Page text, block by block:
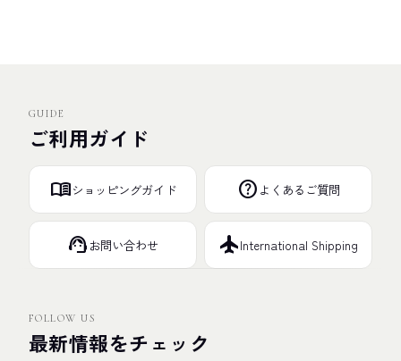
GUIDE
ご利用ガイド
menu_bookショッピングガイド help よくあるご質問
support_agent お問い合わせ flightInternational Shipping
FOLLOW US
最新情報をチェック